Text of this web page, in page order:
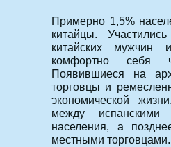
Примерно 1,5%
китайцы.
китайских мужчин
комфортно себя
Появившиеся на
торговцы и
экономической
между
населения, а
местными торговцами.